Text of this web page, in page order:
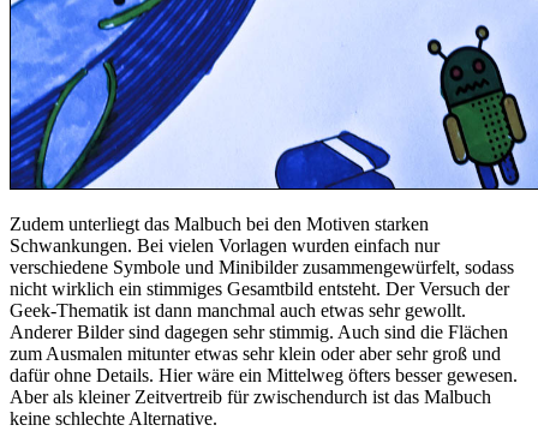
Zudem unterliegt das Malbuch bei den Motiven starken
Schwankungen. Bei vielen Vorlagen wurden einfach nur
verschiedene Symbole und Minibilder zusammengewürfelt, sodass
nicht wirklich ein stimmiges Gesamtbild entsteht. Der Versuch der
Geek-Thematik ist dann manchmal auch etwas sehr gewollt.
Anderer Bilder sind dagegen sehr stimmig. Auch sind die Flächen
zum Ausmalen mitunter etwas sehr klein oder aber sehr groß und
dafür ohne Details. Hier wäre ein Mittelweg öfters besser gewesen.
Aber als kleiner Zeitvertreib für zwischendurch ist das Malbuch
keine schlechte Alternative.